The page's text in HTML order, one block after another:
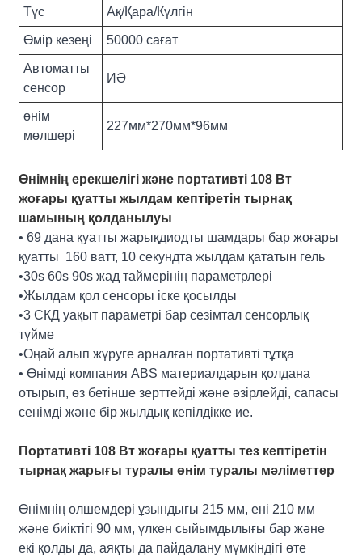
Түс Ақ/Қара/Күлгін
Өмір кезеңі 50000 сағат
Автоматты
сенсор
ИӘ
өнім
мөлшері
227мм*270мм*96мм
Өнімнің ерекшелігі және портативті 108 Вт
жоғары қуатты жылдам кептіретін тырнақ
шамының қолданылуы
• 69 дана қуатты жарықдиодты шамдары бар жоғары
қуатты 160 ватт, 10 секундта жылдам қататын гель
•30s 60s 90s жад таймерінің параметрлері
•Жылдам қол сенсоры іске қосылды
•3 СКД уақыт параметрі бар сезімтал сенсорлық
түйме
•Оңай алып жүруге арналған портативті тұтқа
• Өнімді компания ABS материалдарын қолдана
отырып, өз бетінше зерттейді және әзірлейді, сапасы
сенімді және бір жылдық кепілдікке ие.
Портативті 108 Вт жоғары қуатты тез кептіретін
тырнақ жарығы туралы өнім туралы мәліметтер
Өнімнің өлшемдері ұзындығы 215 мм, ені 210 мм
және биіктігі 90 мм, үлкен сыйымдылығы бар және
екі қолды да, аяқты да пайдалану мүмкіндігі өте